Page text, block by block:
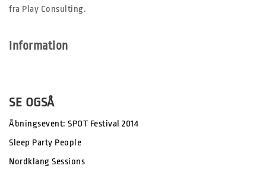
fra Play Consulting.
Information
SE OGSÅ
Åbningsevent: SPOT Festival 2014
Sleep Party People
Nordklang Sessions